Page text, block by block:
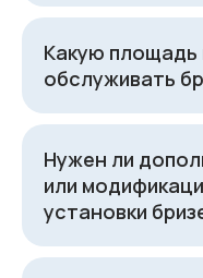
Какую
обслуживать
Нужен ли
или
установки